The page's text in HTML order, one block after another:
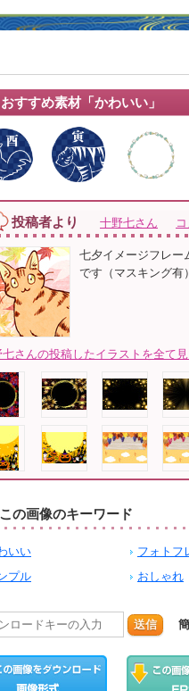
おすすめ素材「かわいい」
投稿者より 十野七さん
七夕イメージフレー
です（マスキング有
さんの投稿したイラストを全て見
この画像のキーワード
いい フォトフ
プル
おしゃれ
送信 簡